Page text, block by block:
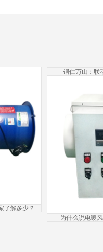
了解多少？
铜仁万山：联
为什么说电暖